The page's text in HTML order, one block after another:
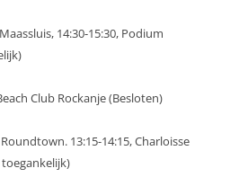
14:30-15:30, Podium
Club Rockanje (Besloten)
13:15-14:15, Charloisse